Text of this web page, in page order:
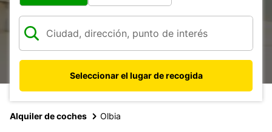
Seleccionar el lugar de recogida
Alquiler de coches Olbia